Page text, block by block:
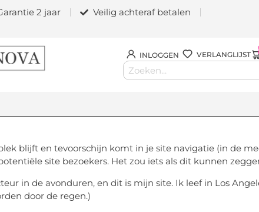
2 jaar
Veilig achteraf betalen
INLOGGEN VERLANGLIJST
blijft en tevoorschijn komt in je site navigatie (in de
site bezoekers. Het zou iets als dit kunnen
in de avonduren, en dit is mijn site. Ik leef in Los
door de regen.)